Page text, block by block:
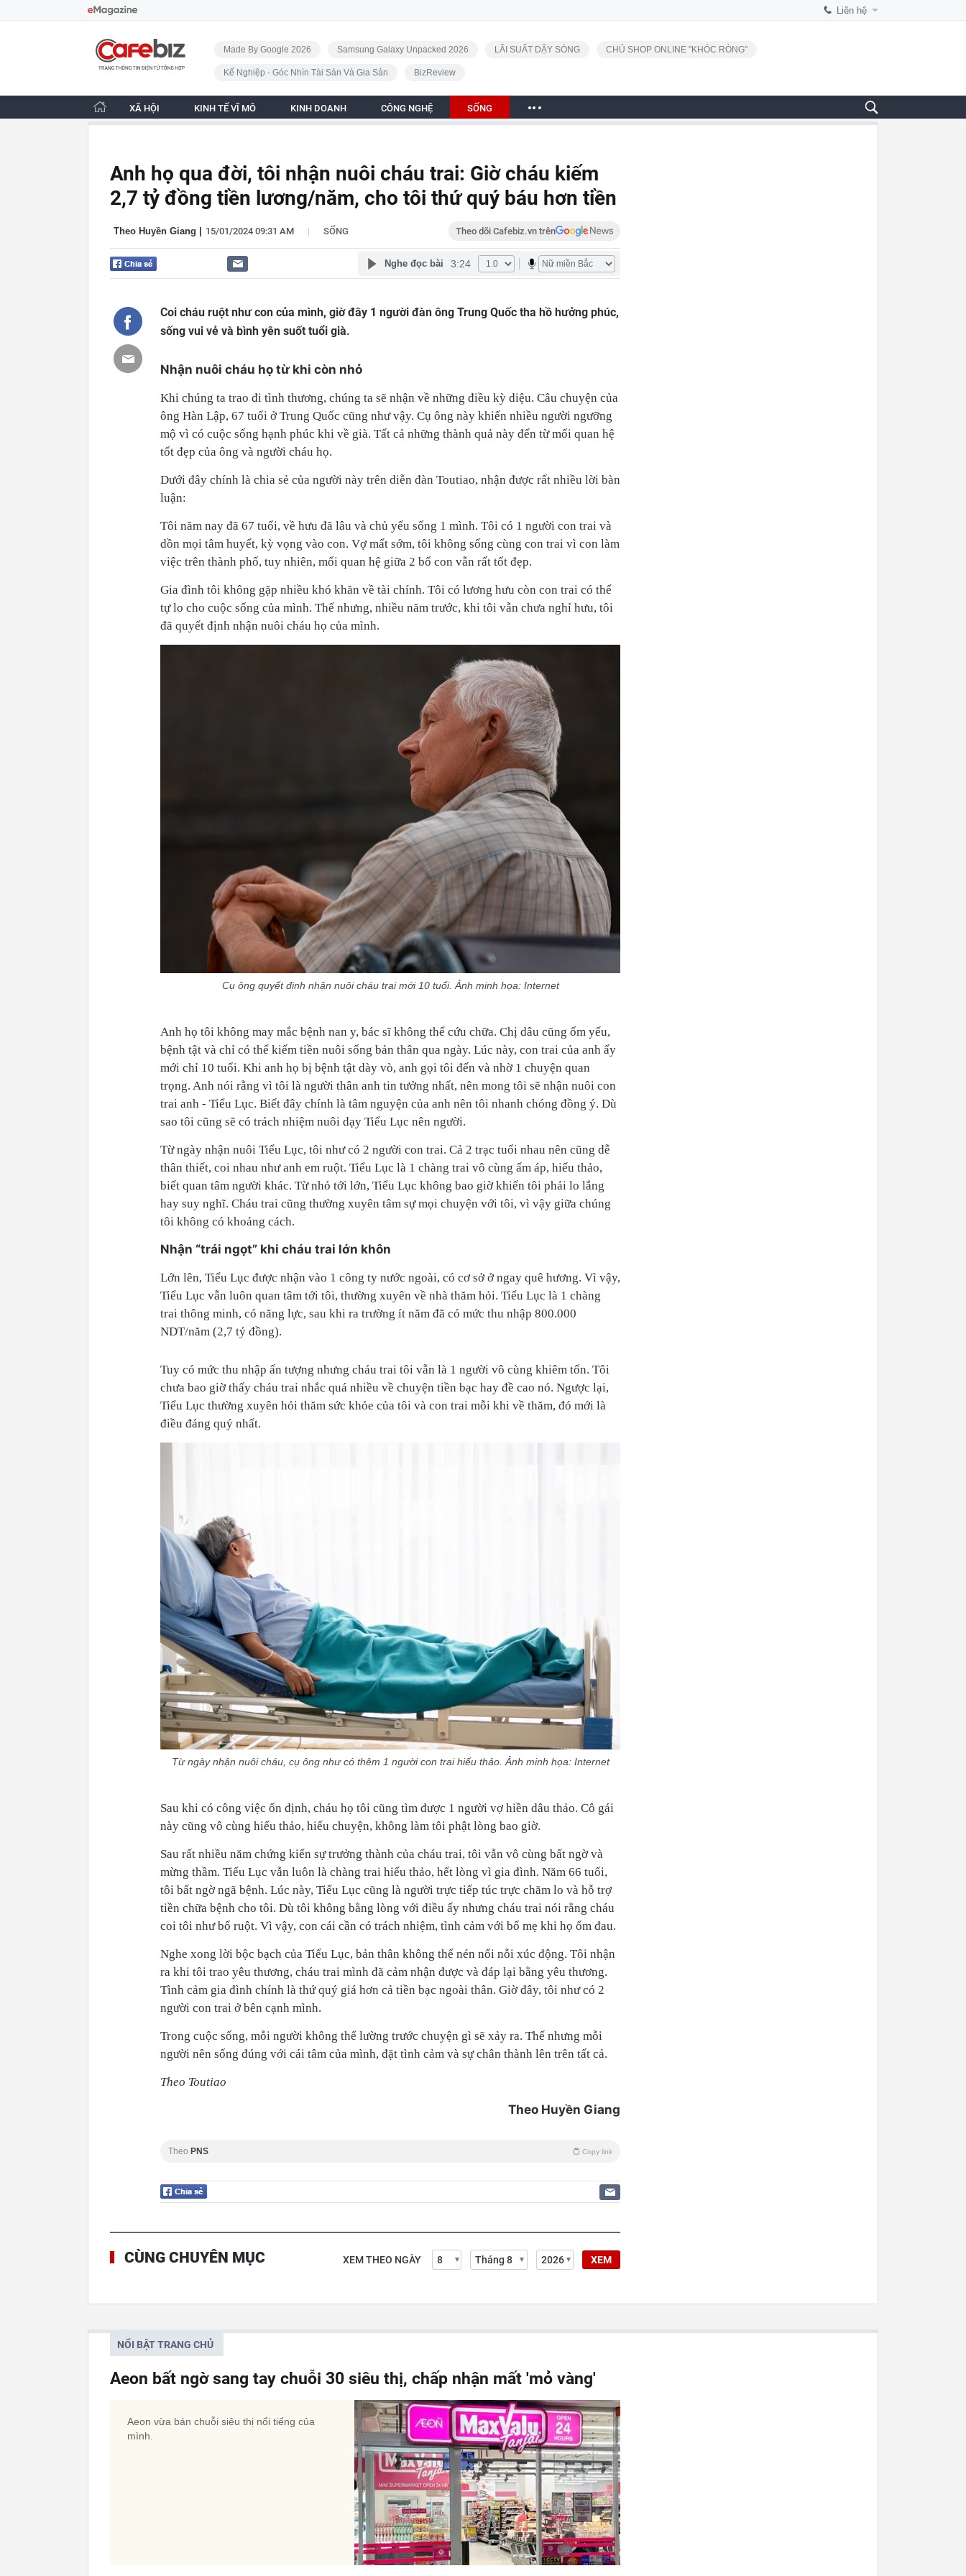
Liên hệ
CafeBiz - Trang chủ
Made By Google 2026 Samsung Galaxy Unpacked 2026 LÃI SUẤT DẬY SÓNG CHỦ SHOP ONLINE "KHÓC RÒNG"
Kế Nghiệp - Góc Nhìn Tài Sản Và Gia Sản BizReview
XÃ HỘI KINH TẾ VĨ MÔ KINH DOANH CÔNG NGHỆ SỐNG
Anh họ qua đời, tôi nhận nuôi cháu trai: Giờ cháu kiếm
2,7 tỷ đồng tiền lương/năm, cho tôi thứ quý báu hơn tiền
Theo Huyền Giang 15/01/2024 09:31 AM | SỐNG Theo dõi Cafebiz.vn trên
Nghe đọc bài 3:24
Coi cháu ruột như con của mình, giờ đây 1 người đàn ông Trung Quốc tha hồ hưởng phúc,
sống vui vẻ và bình yên suốt tuổi già.
Nhận nuôi cháu họ từ khi còn nhỏ
Khi chúng ta trao đi tình thương, chúng ta sẽ nhận về những điều kỳ diệu. Câu chuyện của
ông Hàn Lập, 67 tuổi ở Trung Quốc cũng như vậy. Cụ ông này khiến nhiều người ngưỡng
mộ vì có cuộc sống hạnh phúc khi về già. Tất cả những thành quả này đến từ mối quan hệ
tốt đẹp của ông và người cháu họ.
Dưới đây chính là chia sẻ của người này trên diễn đàn Toutiao, nhận được rất nhiều lời bàn
luận:
Tôi năm nay đã 67 tuổi, về hưu đã lâu và chủ yếu sống 1 mình. Tôi có 1 người con trai và
dồn mọi tâm huyết, kỳ vọng vào con. Vợ mất sớm, tôi không sống cùng con trai vì con làm
việc trên thành phố, tuy nhiên, mối quan hệ giữa 2 bố con vẫn rất tốt đẹp.
Gia đình tôi không gặp nhiều khó khăn về tài chính. Tôi có lương hưu còn con trai có thể
tự lo cho cuộc sống của mình. Thế nhưng, nhiều năm trước, khi tôi vẫn chưa nghỉ hưu, tôi
đã quyết định nhận nuôi cháu họ của mình.
Cụ ông quyết định nhận nuôi cháu trai mới 10 tuổi. Ảnh minh họa: Internet
Anh họ tôi không may mắc bệnh nan y, bác sĩ không thể cứu chữa. Chị dâu cũng ốm yếu,
bệnh tật và chỉ có thể kiếm tiền nuôi sống bản thân qua ngày. Lúc này, con trai của anh ấy
mới chỉ 10 tuổi. Khi anh họ bị bệnh tật dày vò, anh gọi tôi đến và nhờ 1 chuyện quan
trọng. Anh nói rằng vì tôi là người thân anh tin tưởng nhất, nên mong tôi sẽ nhận nuôi con
trai anh - Tiểu Lục. Biết đây chính là tâm nguyện của anh nên tôi nhanh chóng đồng ý. Dù
sao tôi cũng sẽ có trách nhiệm nuôi dạy Tiểu Lục nên người.
Từ ngày nhận nuôi Tiểu Lục, tôi như có 2 người con trai. Cả 2 trạc tuổi nhau nên cũng dễ
thân thiết, coi nhau như anh em ruột. Tiểu Lục là 1 chàng trai vô cùng ấm áp, hiếu thảo,
biết quan tâm người khác. Từ nhỏ tới lớn, Tiểu Lục không bao giờ khiến tôi phải lo lắng
hay suy nghĩ. Cháu trai cũng thường xuyên tâm sự mọi chuyện với tôi, vì vậy giữa chúng
tôi không có khoảng cách.
Nhận “trái ngọt” khi cháu trai lớn khôn
Lớn lên, Tiểu Lục được nhận vào 1 công ty nước ngoài, có cơ sở ở ngay quê hương. Vì vậy,
Tiểu Lục vẫn luôn quan tâm tới tôi, thường xuyên về nhà thăm hỏi. Tiểu Lục là 1 chàng
trai thông minh, có năng lực, sau khi ra trường ít năm đã có mức thu nhập 800.000
NDT/năm (2,7 tỷ đồng).
Tuy có mức thu nhập ấn tượng nhưng cháu trai tôi vẫn là 1 người vô cùng khiêm tốn. Tôi
chưa bao giờ thấy cháu trai nhắc quá nhiều về chuyện tiền bạc hay đề cao nó. Ngược lại,
Tiểu Lục thường xuyên hỏi thăm sức khỏe của tôi và con trai mỗi khi về thăm, đó mới là
điều đáng quý nhất.
Từ ngày nhận nuôi cháu, cụ ông như có thêm 1 người con trai hiếu thảo. Ảnh minh họa: Internet
Sau khi có công việc ổn định, cháu họ tôi cũng tìm được 1 người vợ hiền dâu thảo. Cô gái
này cũng vô cùng hiếu thảo, hiểu chuyện, không làm tôi phật lòng bao giờ.
Sau rất nhiều năm chứng kiến sự trưởng thành của cháu trai, tôi vẫn vô cùng bất ngờ và
mừng thầm. Tiểu Lục vẫn luôn là chàng trai hiếu thảo, hết lòng vì gia đình. Năm 66 tuổi,
tôi bất ngờ ngã bệnh. Lúc này, Tiểu Lục cũng là người trực tiếp túc trực chăm lo và hỗ trợ
tiền chữa bệnh cho tôi. Dù tôi không bằng lòng với điều ấy nhưng cháu trai nói rằng cháu
coi tôi như bố ruột. Vì vậy, con cái cần có trách nhiệm, tình cảm với bố mẹ khi họ ốm đau.
Nghe xong lời bộc bạch của Tiểu Lục, bản thân không thể nén nổi nỗi xúc động. Tôi nhận
ra khi tôi trao yêu thương, cháu trai mình đã cảm nhận được và đáp lại bằng yêu thương.
Tình cảm gia đình chính là thứ quý giá hơn cả tiền bạc ngoài thân. Giờ đây, tôi như có 2
người con trai ở bên cạnh mình.
Trong cuộc sống, mỗi người không thể lường trước chuyện gì sẽ xảy ra. Thế nhưng mỗi
người nên sống đúng với cái tâm của mình, đặt tình cảm và sự chân thành lên trên tất cả.
Theo Toutiao
Theo Huyền Giang
Theo PNS Copy link
CÙNG CHUYÊN MỤC XEM THEO NGÀY XEM
NỔI BẬT TRANG CHỦ
Aeon bất ngờ sang tay chuỗi 30 siêu thị, chấp nhận mất 'mỏ vàng'
Aeon vừa bán chuỗi siêu thị nổi tiếng của
mình.